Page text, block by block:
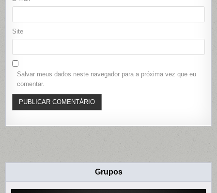
Site
Salvar meus dados neste navegador para a próxima vez que eu
comentar.
Grupos